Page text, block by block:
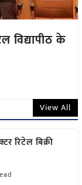
विद्यापीठ के
View All
रिटेल बिक्री